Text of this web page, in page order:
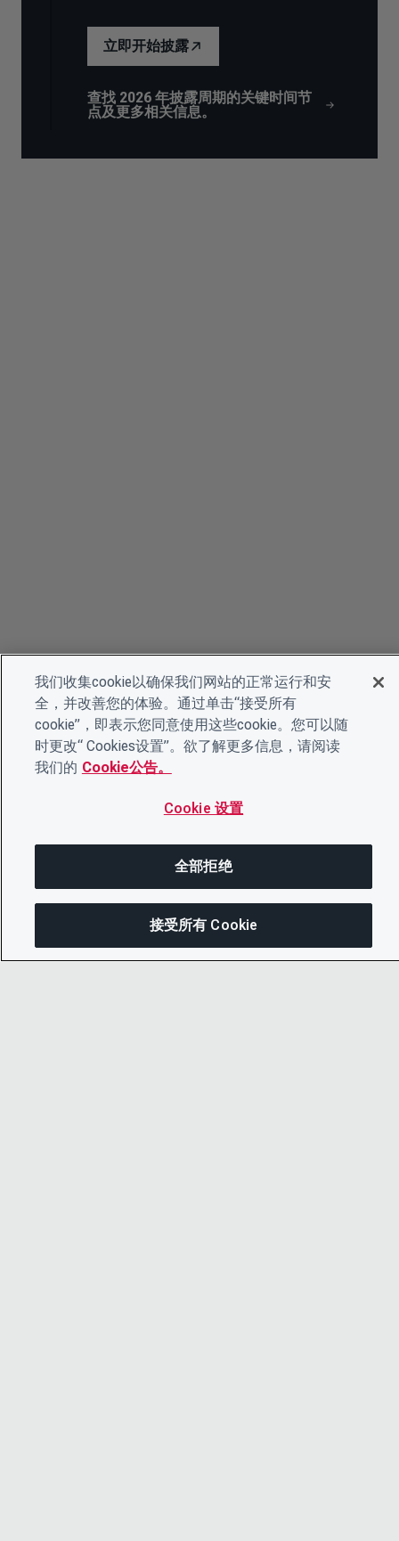
立即开始披露
查找 2026 年披露周期的关键时间节
点及更多相关信息。
分享此页面 打开菜单
我们收集cookie以确保我们网站的正常运行和安
全，并改善您的体验。通过单击“接受所有
cookie”，即表示您同意使用这些cookie。您可以随
时更改“ Cookies设置”。欲了解更多信息，请阅读
我们的 Cookie公告。
Cookie 设置
全部拒绝
接受所有 Cookie